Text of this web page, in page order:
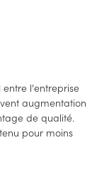
l'entreprise
augmentation
de qualité.
pour moins